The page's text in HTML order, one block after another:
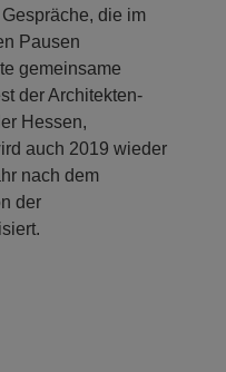
die im
Pausen
gemeinsame
der Architekten-
Hessen,
auch 2019 wieder
nach dem
der